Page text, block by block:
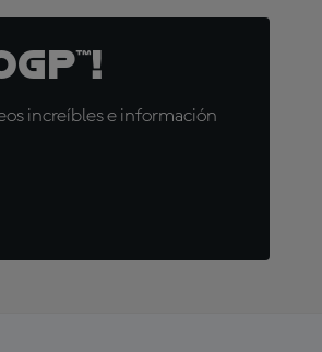
increíbles e información